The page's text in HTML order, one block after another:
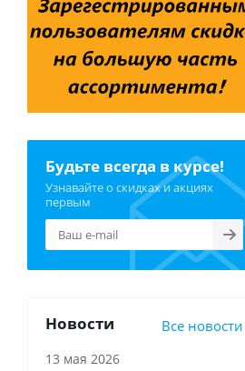
Будьте всегда в курсе!
Узнавайте о скидках и акциях
первым
Новости Все новости
13 мая 2026